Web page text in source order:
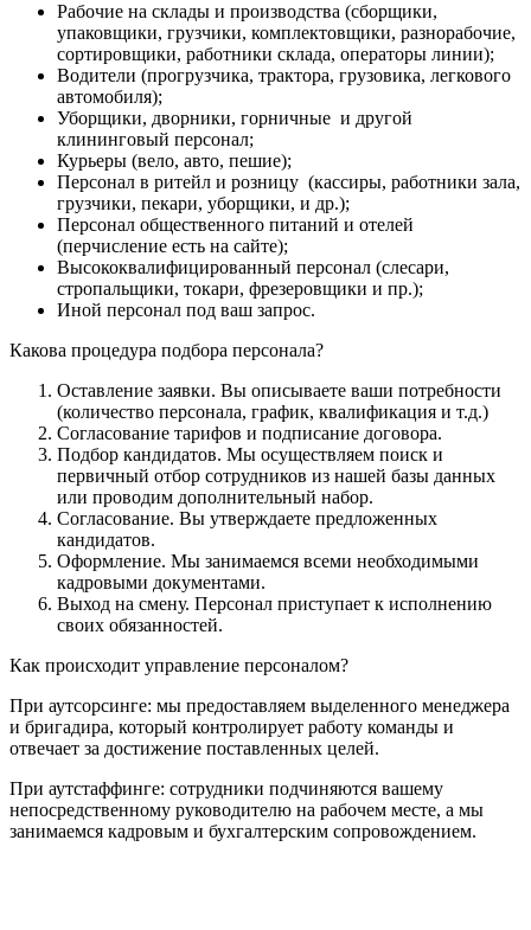
Рабочие на склады и производства (сборщики,
упаковщики, грузчики, комплектовщики, разнорабочие,
сортировщики, работники склада, операторы линии);
Водители (прогрузчика, трактора, грузовика, легкового
автомобиля);
Уборщики, дворники, горничные и другой
клининговый персонал;
Курьеры (вело, авто, пешие);
Персонал в ритейл и розницу (кассиры, работники зала,
грузчики, пекари, уборщики, и др.);
Персонал общественного питаний и отелей
(перчисление есть на сайте);
Высококвалифицированный персонал (слесари,
стропальщики, токари, фрезеровщики и пр.);
Иной персонал под ваш запрос.
Какова процедура подбора персонала?
Оставление заявки. Вы описываете ваши потребности
(количество персонала, график, квалификация и т.д.)
Согласование тарифов и подписание договора.
Подбор кандидатов. Мы осуществляем поиск и
первичный отбор сотрудников из нашей базы данных
или проводим дополнительный набор.
Согласование. Вы утверждаете предложенных
кандидатов.
Оформление. Мы занимаемся всеми необходимыми
кадровыми документами.
Выход на смену. Персонал приступает к исполнению
своих обязанностей.
Как происходит управление персоналом?
При аутсорсинге: мы предоставляем выделенного менеджера
и бригадира, который контролирует работу команды и
отвечает за достижение поставленных целей.
При аутстаффинге: сотрудники подчиняются вашему
непосредственному руководителю на рабочем месте, а мы
занимаемся кадровым и бухгалтерским сопровождением.